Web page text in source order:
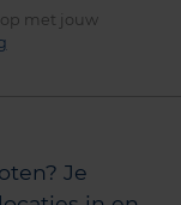
met jouw
Je